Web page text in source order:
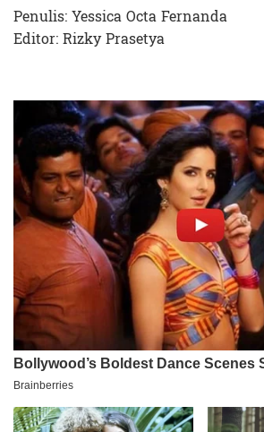
Penulis: Yessica Octa Fernanda
Editor: Rizky Prasetya